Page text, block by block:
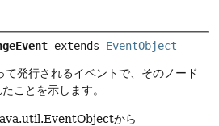
extends EventObject
て発行されるイベントで、そのノード
ことを示します。
から